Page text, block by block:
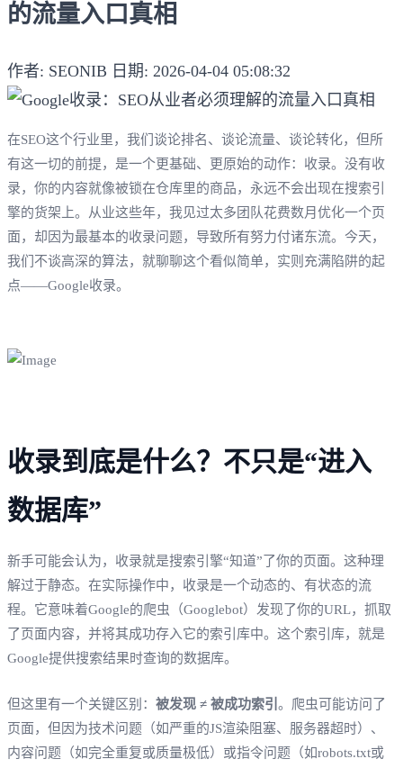
的流量入口真相
作者: SEONIB 日期: 2026-04-04 05:08:32
在SEO这个行业里，我们谈论排名、谈论流量、谈论转化，但所
有这一切的前提，是一个更基础、更原始的动作：收录。没有收
录，你的内容就像被锁在仓库里的商品，永远不会出现在搜索引
擎的货架上。从业这些年，我见过太多团队花费数月优化一个页
面，却因为最基本的收录问题，导致所有努力付诸东流。今天，
我们不谈高深的算法，就聊聊这个看似简单，实则充满陷阱的起
点——Google收录。
收录到底是什么？不只是“进入
数据库”
新手可能会认为，收录就是搜索引擎“知道”了你的页面。这种理
解过于静态。在实际操作中，收录是一个动态的、有状态的流
程。它意味着Google的爬虫（Googlebot）发现了你的URL，抓取
了页面内容，并将其成功存入它的索引库中。这个索引库，就是
Google提供搜索结果时查询的数据库。
但这里有一个关键区别： 被发现 ≠ 被成功索引 。爬虫可能访问了
页面，但因为技术问题（如严重的JS渲染阻塞、服务器超时）、
内容问题（如完全重复或质量极低）或指令问题（如robots.txt或